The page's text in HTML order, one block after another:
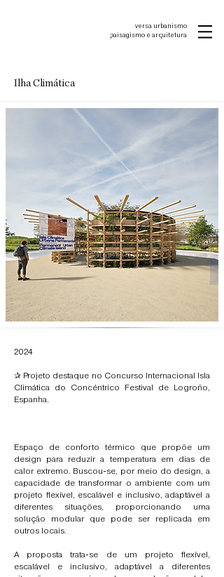
versa urbanismo
paisagismo e arquitetura
Ilha Climática
2024
✰ Projeto destaque no Concurso Internacional Isla
Climática do Concéntrico Festival de Logroño,
Espanha.
Espaço de conforto térmico que propõe um
design para reduzir a temperatura em dias de
calor extremo. Buscou-se, por meio do design, a
capacidade de transformar o ambiente com um
projeto flexível, escalável e inclusivo, adaptável a
diferentes situações, proporcionando uma
solução modular que pode ser replicada em
outros locais.
A proposta trata-se de um projeto flexível,
escalável e inclusivo, adaptável a diferentes